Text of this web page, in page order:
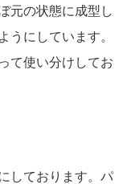
元の状態に成型し
うにしています。
て使い分けしてお
しております。パ